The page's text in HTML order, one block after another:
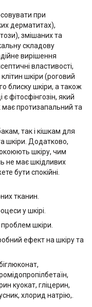
при
дерматитах),
змішаних та
складову
вирішення
властивості,
шкіри (роговий
блиску шкіри, а також
фітосфінгозін, який
протизапальний та
так і кішкам для
шкіри. Додатково,
шкіру, чим
не має шкідливих
бути спокійні.
тканин.
у шкірі.
шкіри.
ефект на шкіру та
куокат, гліцерин,
хлорид натрію,.